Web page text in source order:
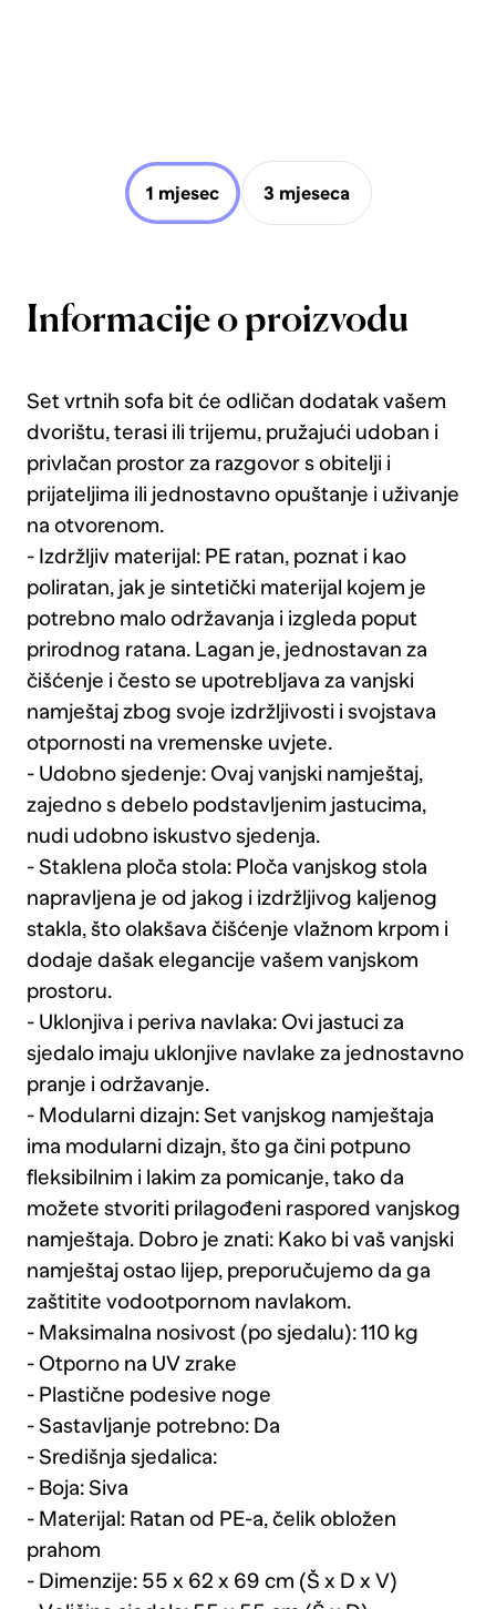
1 mjesec 3 mjeseca
Informacije o proizvodu
Set vrtnih sofa bit će odličan dodatak vašem
dvorištu, terasi ili trijemu, pružajući udoban i
privlačan prostor za razgovor s obitelji i
prijateljima ili jednostavno opuštanje i uživanje
na otvorenom.
- Izdržljiv materijal: PE ratan, poznat i kao
poliratan, jak je sintetički materijal kojem je
potrebno malo održavanja i izgleda poput
prirodnog ratana. Lagan je, jednostavan za
čišćenje i često se upotrebljava za vanjski
namještaj zbog svoje izdržljivosti i svojstava
otpornosti na vremenske uvjete.
- Udobno sjedenje: Ovaj vanjski namještaj,
zajedno s debelo podstavljenim jastucima,
nudi udobno iskustvo sjedenja.
- Staklena ploča stola: Ploča vanjskog stola
napravljena je od jakog i izdržljivog kaljenog
stakla, što olakšava čišćenje vlažnom krpom i
dodaje dašak elegancije vašem vanjskom
prostoru.
- Uklonjiva i periva navlaka: Ovi jastuci za
sjedalo imaju uklonjive navlake za jednostavno
pranje i održavanje.
- Modularni dizajn: Set vanjskog namještaja
ima modularni dizajn, što ga čini potpuno
fleksibilnim i lakim za pomicanje, tako da
možete stvoriti prilagođeni raspored vanjskog
namještaja. Dobro je znati: Kako bi vaš vanjski
namještaj ostao lijep, preporučujemo da ga
zaštitite vodootpornom navlakom.
- Maksimalna nosivost (po sjedalu): 110 kg
- Otporno na UV zrake
- Plastične podesive noge
- Sastavljanje potrebno: Da
- Središnja sjedalica:
- Boja: Siva
- Materijal: Ratan od PE-a, čelik obložen
prahom
- Dimenzije: 55 x 62 x 69 cm (Š x D x V)